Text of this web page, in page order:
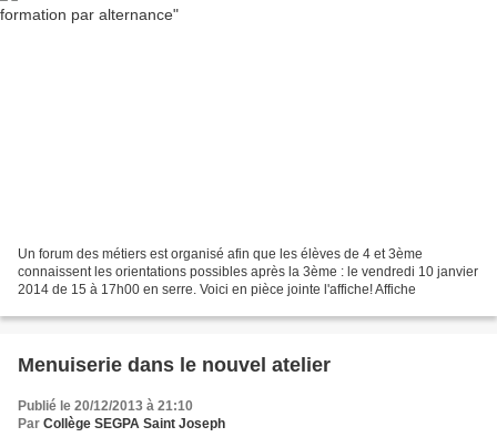
Un forum des métiers est organisé afin que les élèves de 4 et 3ème
connaissent les orientations possibles après la 3ème : le vendredi 10 janvier
2014 de 15 à 17h00 en serre. Voici en pièce jointe l'affiche! Affiche
Menuiserie dans le nouvel atelier
Publié le 20/12/2013 à 21:10
Par Collège SEGPA Saint Joseph